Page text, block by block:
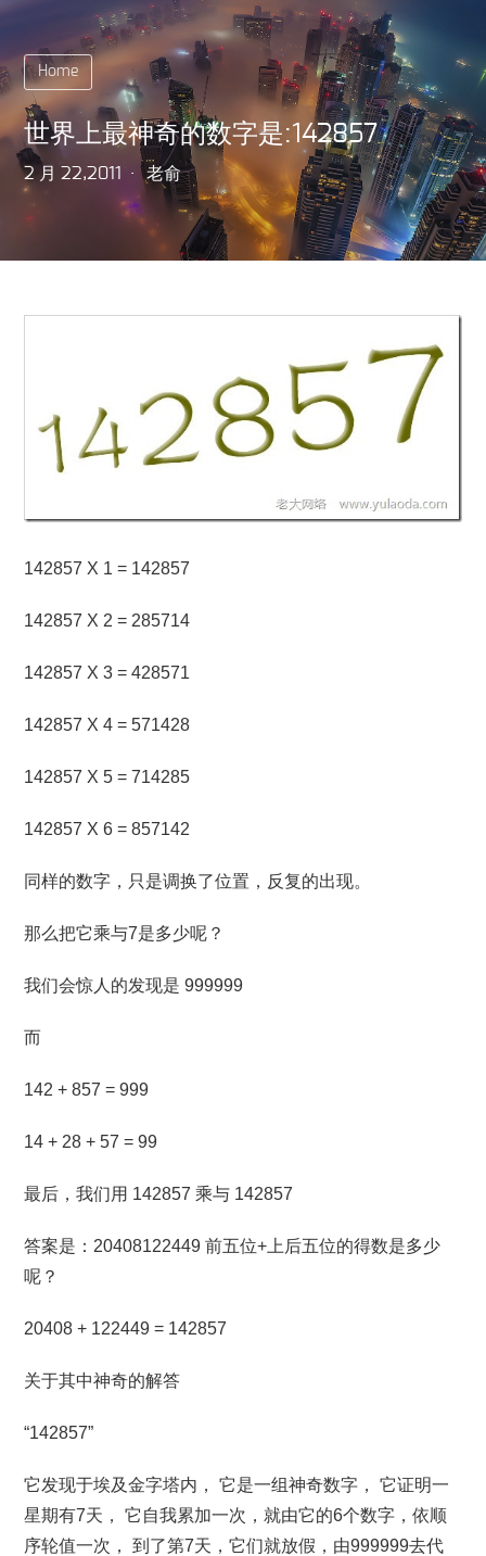
Home
世界上最神奇的数字是:142857
2 月 22,2011 老俞
142857 X 1 = 142857
142857 X 2 = 285714
142857 X 3 = 428571
142857 X 4 = 571428
142857 X 5 = 714285
142857 X 6 = 857142
同样的数字，只是调换了位置，反复的出现。
那么把它乘与7是多少呢？
我们会惊人的发现是 999999
而
142 + 857 = 999
14 + 28 + 57 = 99
最后，我们用 142857 乘与 142857
答案是：20408122449 前五位+上后五位的得数是多少
呢？
20408 + 122449 = 142857
关于其中神奇的解答
“142857”
它发现于埃及金字塔内， 它是一组神奇数字， 它证明一
星期有7天， 它自我累加一次，就由它的6个数字，依顺
序轮值一次， 到了第7天，它们就放假，由999999去代